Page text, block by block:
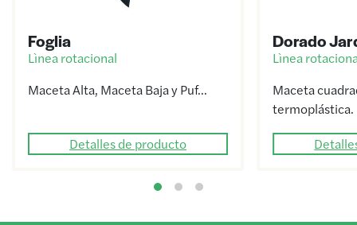
Foglia
Lìnea rotacional
Maceta Alta, Maceta Baja y Puf…
Detalles de producto
Dorado
Lìnea
Maceta
termoplástica.